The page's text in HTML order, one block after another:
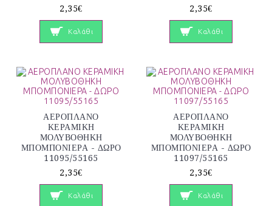
2,35€
Καλάθι
2,35€
Καλάθι
ΑΕΡΟΠΛΑΝΟ
ΚΕΡΑΜΙΚΗ
ΜΟΛΥΒΟΘΗΚΗ
ΜΠΟΜΠΟΝΙΕΡΑ - ΔΩΡΟ
11095/55165
2,35€
Καλάθι
ΑΕΡΟΠΛΑΝΟ
ΚΕΡΑΜΙΚΗ
ΜΟΛΥΒΟΘΗΚΗ
ΜΠΟΜΠΟΝΙΕΡΑ - ΔΩΡΟ
11097/55165
2,35€
Καλάθι